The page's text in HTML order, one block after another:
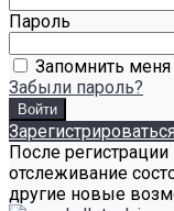
Пароль
Запомнить меня
Забыли пароль?
После регистрации
отслеживание
другие новые